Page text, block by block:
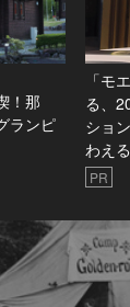
！那
ランピ
「モ
る、
ショ
わえ
PR